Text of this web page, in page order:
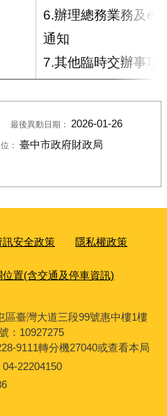
6.辦理總務業務及e-
通知
7.其他臨時交辦事項
最後異動日期： 2026-01-26
： 臺中市政府財政局
訊安全政策 隱私權政策
位置(含交通及停車資訊)
區臺灣大道三段99號惠中樓1樓
9111轉分機27040或查看本局
22204150